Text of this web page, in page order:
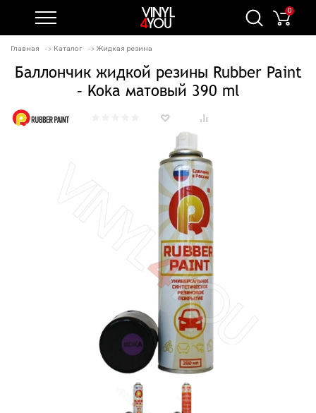
0
Главная Каталог Жидкая резина
Баллончик жидкой резины Rubber Paint
– Koka матовый 390 ml